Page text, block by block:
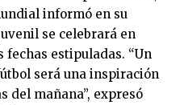
informó en su
se celebrará en
estipuladas. “Un
será una inspiración
del mañana”, expresó